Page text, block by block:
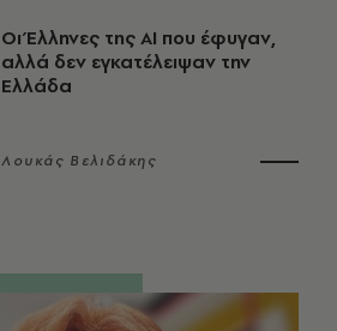
Οι Έλληνες της ΑΙ που έφυγαν,
αλλά δεν εγκατέλειψαν την
Ελλάδα
Λουκάς Βελιδάκης